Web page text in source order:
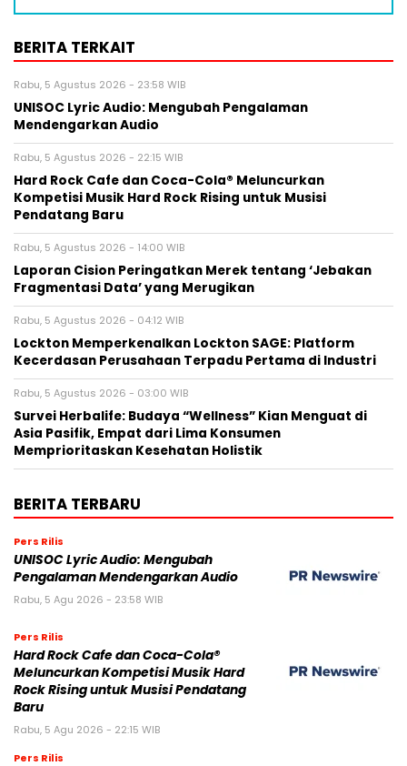
BERITA TERKAIT
Rabu, 5 Agustus 2026 - 23:58 WIB
UNISOC Lyric Audio: Mengubah Pengalaman
Mendengarkan Audio
Rabu, 5 Agustus 2026 - 22:15 WIB
Hard Rock Cafe dan Coca-Cola® Meluncurkan
Kompetisi Musik Hard Rock Rising untuk Musisi
Pendatang Baru
Rabu, 5 Agustus 2026 - 14:00 WIB
Laporan Cision Peringatkan Merek tentang ‘Jebakan
Fragmentasi Data’ yang Merugikan
Rabu, 5 Agustus 2026 - 04:12 WIB
Lockton Memperkenalkan Lockton SAGE: Platform
Kecerdasan Perusahaan Terpadu Pertama di Industri
Rabu, 5 Agustus 2026 - 03:00 WIB
Survei Herbalife: Budaya “Wellness” Kian Menguat di
Asia Pasifik, Empat dari Lima Konsumen
Memprioritaskan Kesehatan Holistik
BERITA TERBARU
Pers Rilis
UNISOC Lyric Audio: Mengubah
Pengalaman Mendengarkan Audio
Rabu, 5 Agu 2026 - 23:58 WIB
Pers Rilis
Hard Rock Cafe dan Coca-Cola®
Meluncurkan Kompetisi Musik Hard
Rock Rising untuk Musisi Pendatang
Baru
Rabu, 5 Agu 2026 - 22:15 WIB
Pers Rilis